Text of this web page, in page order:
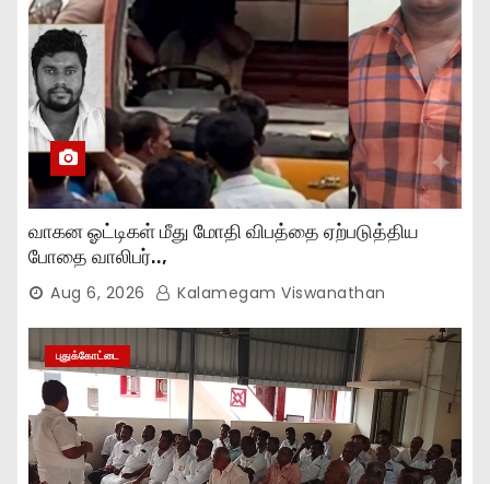
வாகன ஓட்டிகள் மீது மோதி விபத்தை ஏற்படுத்திய
போதை வாலிபர்..,
Aug 6, 2026 Kalamegam Viswanathan
புதுக்கோட்டை